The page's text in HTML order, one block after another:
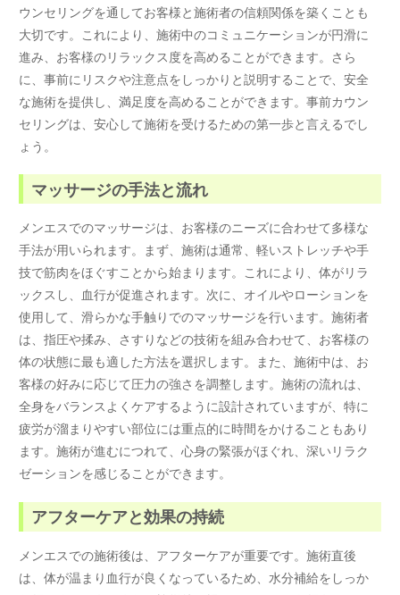
ウンセリングを通してお客様と施術者の信頼関係を築くことも
大切です。これにより、施術中のコミュニケーションが円滑に
進み、お客様のリラックス度を高めることができます。さら
に、事前にリスクや注意点をしっかりと説明することで、安全
な施術を提供し、満足度を高めることができます。事前カウン
セリングは、安心して施術を受けるための第一歩と言えるでし
ょう。
マッサージの手法と流れ
メンエスでのマッサージは、お客様のニーズに合わせて多様な
手法が用いられます。まず、施術は通常、軽いストレッチや手
技で筋肉をほぐすことから始まります。これにより、体がリラ
ックスし、血行が促進されます。次に、オイルやローションを
使用して、滑らかな手触りでのマッサージを行います。施術者
は、指圧や揉み、さすりなどの技術を組み合わせて、お客様の
体の状態に最も適した方法を選択します。また、施術中は、お
客様の好みに応じて圧力の強さを調整します。施術の流れは、
全身をバランスよくケアするように設計されていますが、特に
疲労が溜まりやすい部位には重点的に時間をかけることもあり
ます。施術が進むにつれて、心身の緊張がほぐれ、深いリラク
ゼーションを感じることができます。
アフターケアと効果の持続
メンエスでの施術後は、アフターケアが重要です。施術直後
は、体が温まり血行が良くなっているため、水分補給をしっか